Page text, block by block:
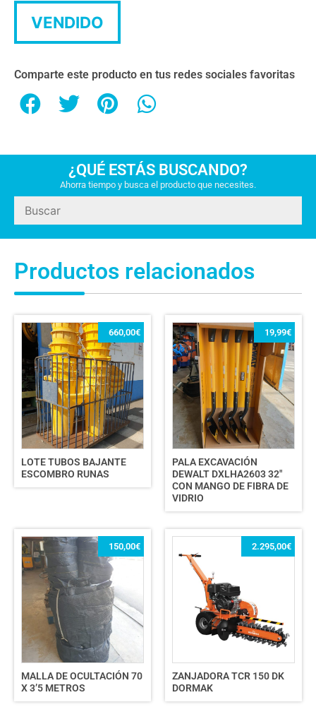
VENDIDO
Comparte este producto en tus redes sociales favoritas
¿QUÉ ESTÁS BUSCANDO?
Ahorra tiempo y busca el producto que necesites.
Productos relacionados
LOTE TUBOS BAJANTE
ESCOMBRO RUNAS
660,00€
PALA EXCAVACIÓN
DEWALT DXLHA2603 32″
CON MANGO DE FIBRA DE
VIDRIO
19,99€
MALLA DE OCULTACIÓN 70
X 3’5 METROS
150,00€
ZANJADORA TCR 150 DK
DORMAK
2.295,00€